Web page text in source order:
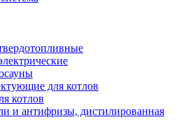
для котлов
котлов
и антифризы, дистилированная